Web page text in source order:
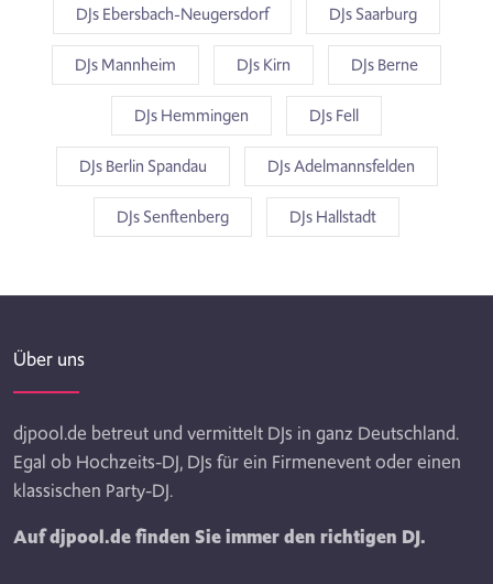
DJs Ebersbach-Neugersdorf DJs Saarburg
DJs Mannheim DJs Kirn DJs Berne
DJs Hemmingen DJs Fell
DJs Berlin Spandau DJs Adelmannsfelden
DJs Senftenberg DJs Hallstadt
Über uns
djpool.de betreut und vermittelt DJs in ganz Deutschland.
Egal ob Hochzeits-DJ, DJs für ein Firmenevent oder einen
klassischen Party-DJ.
Auf djpool.de finden Sie immer den richtigen DJ.